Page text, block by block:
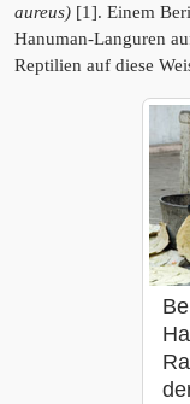
aureus) [1]. Einem
Hanuman-Languren
Reptilien auf diese